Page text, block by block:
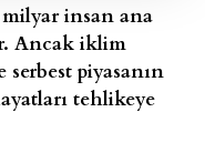
insan ana
Ancak iklim
piyasanın
tehlikeye